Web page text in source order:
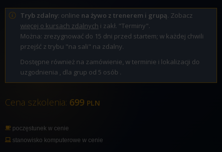
Tryb zdalny: online na żywo z trenerem i grupą. Zobacz
więcej o kursach zdalnych i zakł. "Terminy".
Można: zrezygnować do 15 dni przed startem; w każdej chwili
przejść z trybu "na sali" na zdalny.
Dostępne również na zamówienie, w terminie i lokalizacji do
uzgodnienia , dla grup od 5 osób .
Cena szkolenia: 699 PLN
poczęstunek w cenie
stanowisko komputerowe w cenie